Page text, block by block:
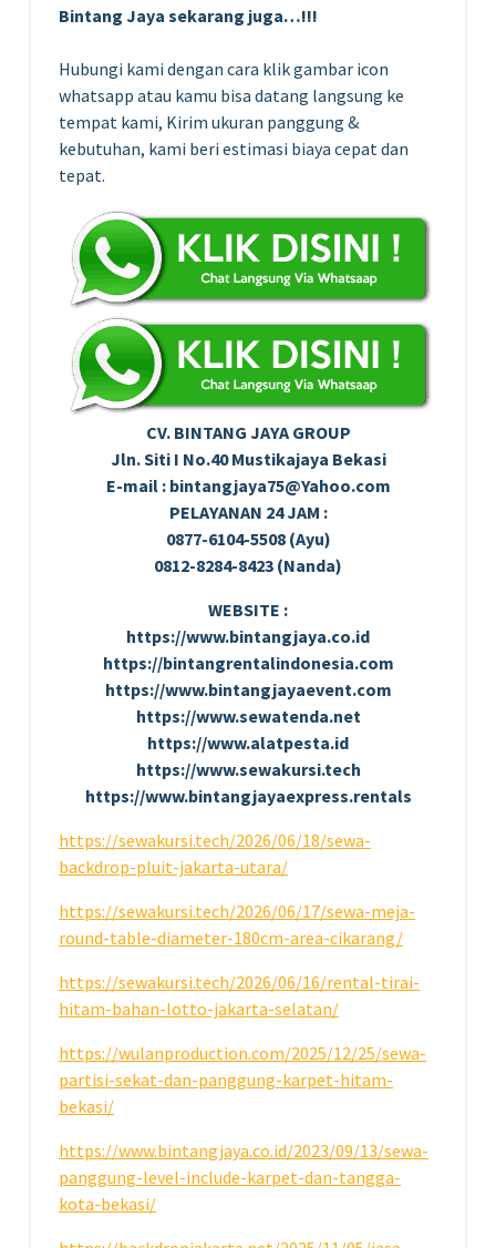
Bintang Jaya sekarang juga…!!!
Hubungi kami dengan cara klik gambar icon
whatsapp atau kamu bisa datang langsung ke
tempat kami, Kirim ukuran panggung &
kebutuhan, kami beri estimasi biaya cepat dan
tepat.
CV. BINTANG JAYA GROUP
Jln. Siti I No.40 Mustikajaya Bekasi
E-mail : bintangjaya75@Yahoo.com
PELAYANAN 24 JAM :
0877-6104-5508 (Ayu)
0812-8284-8423 (Nanda)
WEBSITE :
https://www.bintangjaya.co.id
https://bintangrentalindonesia.com
https://www.bintangjayaevent.com
https://www.sewatenda.net
https://www.alatpesta.id
https://www.sewakursi.tech
https://www.bintangjayaexpress.rentals
https://sewakursi.tech/2026/06/18/sewa-
backdrop-pluit-jakarta-utara/
https://sewakursi.tech/2026/06/17/sewa-meja-
round-table-diameter-180cm-area-cikarang/
https://sewakursi.tech/2026/06/16/rental-tirai-
hitam-bahan-lotto-jakarta-selatan/
https://wulanproduction.com/2025/12/25/sewa-
partisi-sekat-dan-panggung-karpet-hitam-
bekasi/
https://www.bintangjaya.co.id/2023/09/13/sewa-
panggung-level-include-karpet-dan-tangga-
kota-bekasi/